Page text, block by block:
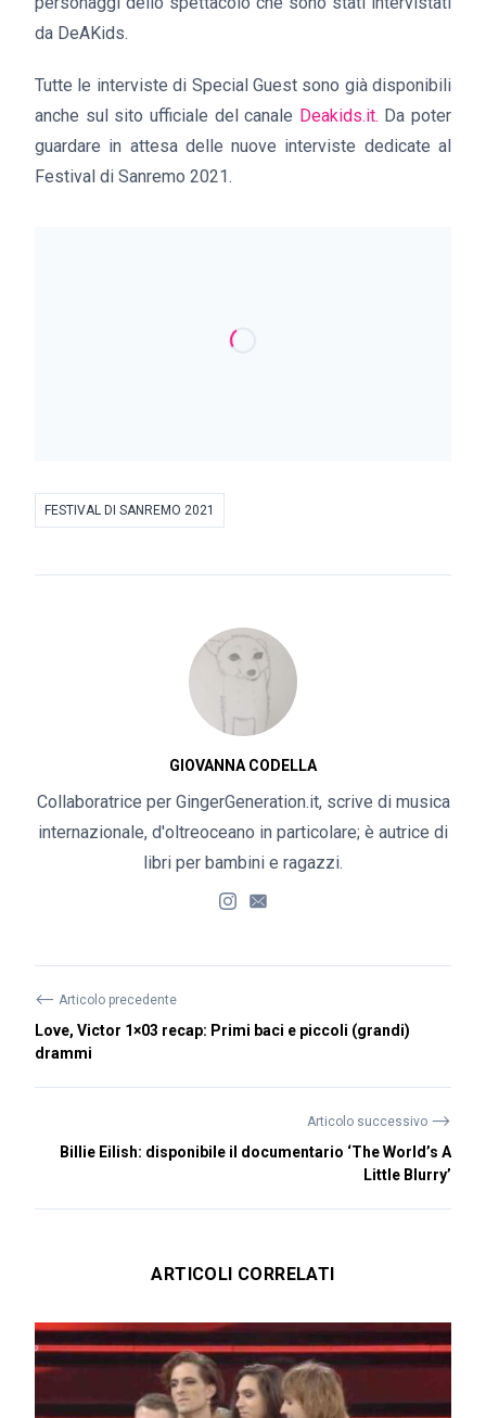
da DeAKids.
Tutte le interviste di Special Guest sono già disponibili
anche sul sito ufficiale del canale Deakids.it. Da poter
guardare in attesa delle nuove interviste dedicate al
Festival di Sanremo 2021.
FESTIVAL DI SANREMO 2021
GIOVANNA CODELLA
Collaboratrice per GingerGeneration.it, scrive di musica
internazionale, d'oltreoceano in particolare; è autrice di
libri per bambini e ragazzi.
⟵ Articolo precedente
Love, Victor 1×03 recap: Primi baci e piccoli (grandi)
drammi
Articolo successivo ⟶
Billie Eilish: disponibile il documentario ‘The World’s A
Little Blurry’
ARTICOLI CORRELATI